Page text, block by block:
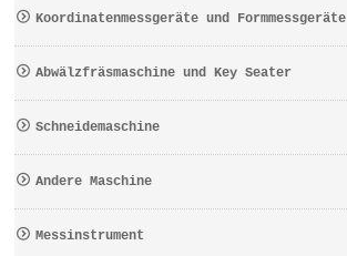
Koordinatenmessgeräte und Formmessgeräte
Abwälzfräsmaschine und Key Seater
Schneidemaschine
Andere Maschine
Messinstrument